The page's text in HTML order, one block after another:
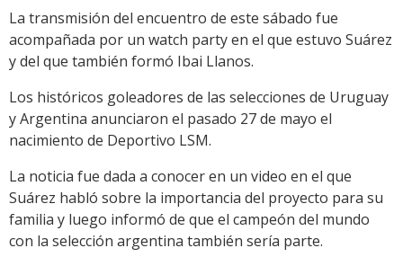
La transmisión del encuentro de este sábado fue
acompañada por un watch party en el que estuvo Suárez
y del que también formó Ibai Llanos.
Los históricos goleadores de las selecciones de Uruguay
y Argentina anunciaron el pasado 27 de mayo el
nacimiento de Deportivo LSM.
La noticia fue dada a conocer en un video en el que
Suárez habló sobre la importancia del proyecto para su
familia y luego informó de que el campeón del mundo
con la selección argentina también sería parte.